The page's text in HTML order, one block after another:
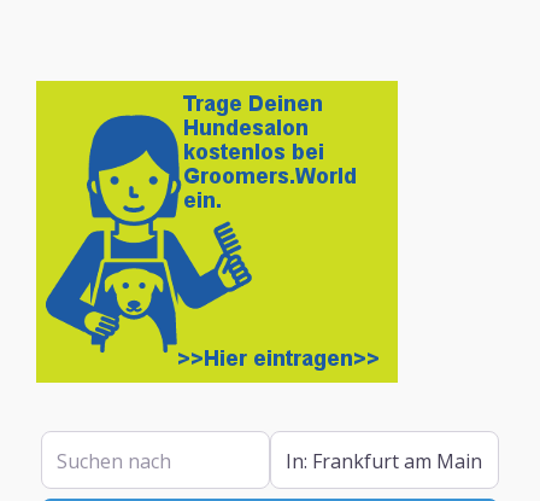
Suchen nach In der Nähe